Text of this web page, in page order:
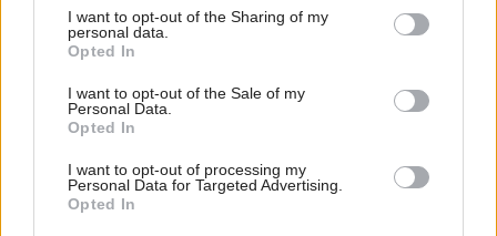
not limited to your visit or usage behaviour. You may click to
grant or deny consent to Google and its third-party tags to
use your data for below specified purposes in below Google
consent section.
I want to opt-out of the Sharing of my
personal data.
Opted In
I want to opt-out of the Sale of my
Personal Data.
Opted In
I want to opt-out of processing my
Personal Data for Targeted Advertising.
Opted In
predsieň,plast,